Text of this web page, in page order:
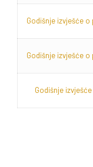
Godišnje izvješće o
Godišnje izvješće o
Godišnje